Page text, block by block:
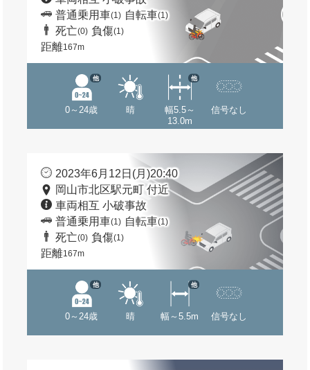
普通乗用車(1) 自転車(1)
死亡(0) 負傷(1)
距離167m
0～24歳
他
晴
幅5.5～
13.0m
他
信号なし
2023年6月12日(月)20:40
岡山市北区駅元町 付近
車両相互 小破事故
普通乗用車(1) 自転車(1)
死亡(0) 負傷(1)
距離167m
0～24歳
他
晴 幅～5.5m
他
信号なし